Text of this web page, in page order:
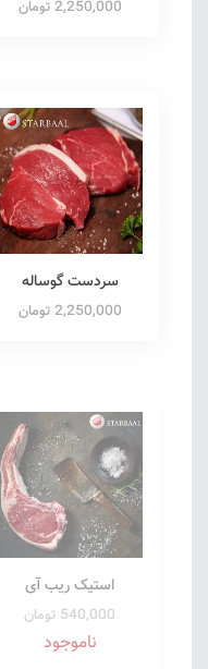
2,250,000 تومان
سردست گوساله
2,250,000 تومان
استیک ریب آی
540,000 تومان
ناموجود